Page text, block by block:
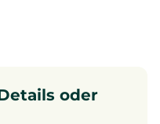
oder